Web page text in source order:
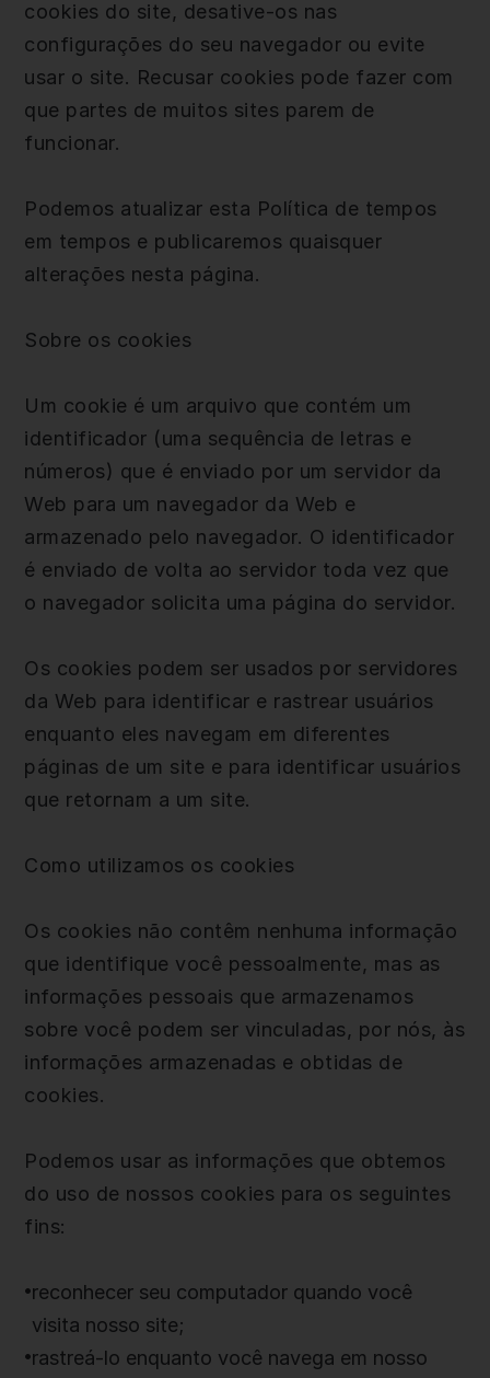
cookies do site, desative-os nas
configurações do seu navegador ou evite
usar o site. Recusar cookies pode fazer com
que partes de muitos sites parem de
funcionar.
Podemos atualizar esta Política de tempos
em tempos e publicaremos quaisquer
alterações nesta página.
Sobre os cookies
Um cookie é um arquivo que contém um
identificador (uma sequência de letras e
números) que é enviado por um servidor da
Web para um navegador da Web e
armazenado pelo navegador. O identificador
é enviado de volta ao servidor toda vez que
o navegador solicita uma página do servidor.
Os cookies podem ser usados por servidores
da Web para identificar e rastrear usuários
enquanto eles navegam em diferentes
páginas de um site e para identificar usuários
que retornam a um site.
Como utilizamos os cookies
Os cookies não contêm nenhuma informação
que identifique você pessoalmente, mas as
informações pessoais que armazenamos
sobre você podem ser vinculadas, por nós, às
informações armazenadas e obtidas de
cookies.
Podemos usar as informações que obtemos
do uso de nossos cookies para os seguintes
fins:
reconhecer seu computador quando você
visita nosso site;
rastreá-lo enquanto você navega em nosso